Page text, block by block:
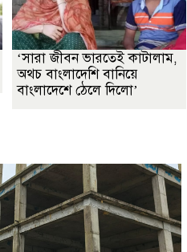
‘সারা জীবন ভারতেই কাটালাম,
অথচ বাংলাদেশি বানিয়ে
বাংলাদেশে ঠেলে দিলো’